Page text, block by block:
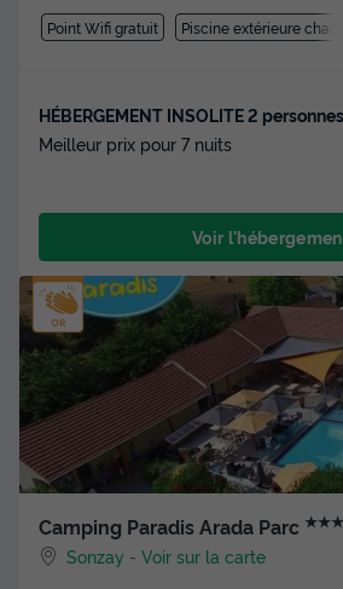
Point Wifi gratuit Piscine extérieure
HÉBERGEMENT INSOLITE 2
Meilleur prix pour 7 nuits
Voir
Camping Paradis Arada Parc
Sonzay -Voir sur la carte